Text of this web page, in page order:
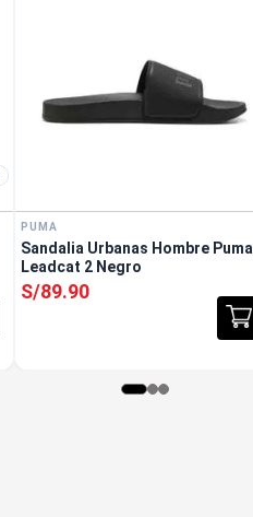
PUMA
Sandalia Urbanas Hombre Puma
Leadcat 2 Negro
S/89.90